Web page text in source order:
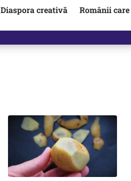
Diaspora creativă
Românii